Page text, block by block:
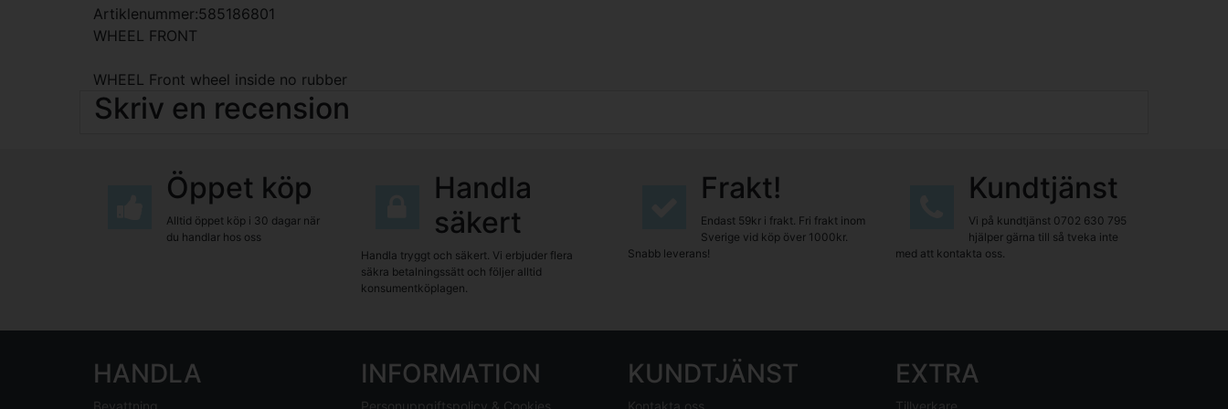
Artiklenummer:585186801
WHEEL FRONT
WHEEL Front wheel inside no rubber
Skriv en recension
Öppet köp
Alltid öppet köp i 30 dagar när
du handlar hos oss
Handla
säkert
Handla tryggt och säkert. Vi erbjuder flera
säkra betalningssätt och följer alltid
konsumentköplagen.
Frakt!
Endast 59kr i frakt. Fri frakt inom
Sverige vid köp över 1000kr.
Snabb leverans!
Kundtjänst
Vi på kundtjänst 0702 630 795
hjälper gärna till så tveka inte
med att kontakta oss.
HANDLA
Bevattning
INFORMATION
Personuppgiftspolicy & Cookies
KUNDTJÄNST
Kontakta oss
EXTRA
Tillverkare